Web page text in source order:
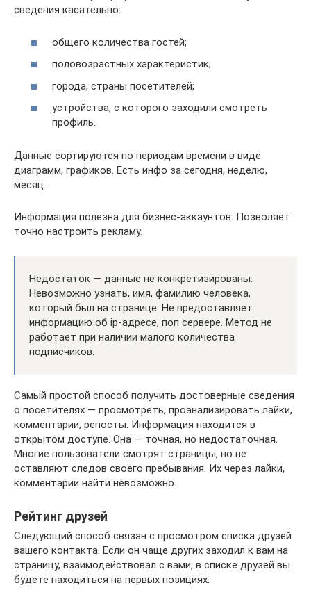
сведения касательно:
общего количества гостей;
половозрастных характеристик;
города, страны посетителей;
устройства, с которого заходили смотреть
профиль.
Данные сортируются по периодам времени в виде
диаграмм, графиков. Есть инфо за сегодня, неделю,
месяц.
Информация полезна для бизнес-аккаунтов. Позволяет
точно настроить рекламу.
Недостаток — данные не конкретизированы.
Невозможно узнать, имя, фамилию человека,
который был на странице. Не предоставляет
информацию об ip-адресе, поп сервере. Метод не
работает при наличии малого количества
подписчиков.
Самый простой способ получить достоверные сведения
о посетителях — просмотреть, проанализировать лайки,
комментарии, репосты. Информация находится в
открытом доступе. Она — точная, но недостаточная.
Многие пользователи смотрят страницы, но не
оставляют следов своего пребывания. Их через лайки,
комментарии найти невозможно.
Рейтинг друзей
Следующий способ связан с просмотром списка друзей
вашего контакта. Если он чаще других заходил к вам на
страницу, взаимодействовал с вами, в списке друзей вы
будете находиться на первых позициях.